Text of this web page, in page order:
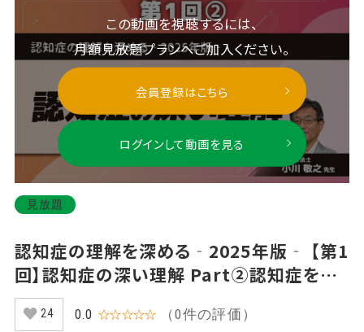
この動画を視聴するには、
月額見放題プランへご加入ください。
会員登録はこちら
ログインして動画を見る
見放題
認知症の理解を深める‐2025年版‐ 【第1
回】認知症の深い理解 Part②認知症をよ
り深く知る
24 0.0 ☆☆☆☆☆ （0件の評価）